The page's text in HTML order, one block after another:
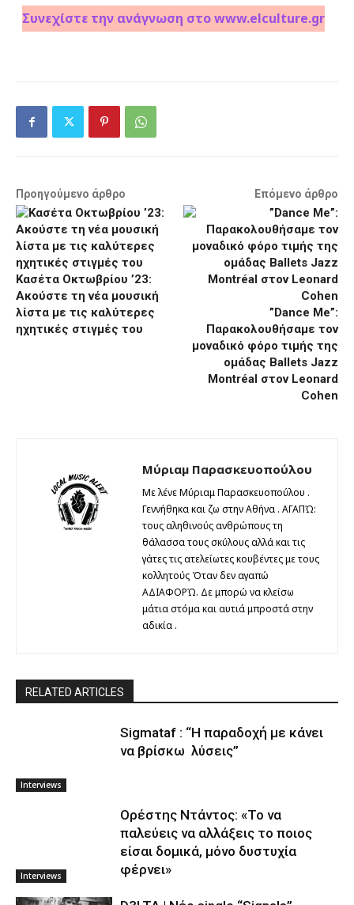
Συνεχίστε την ανάγνωση στο www.elculture.gr
Προηγούμενο άρθρο
Kασέτα Οκτωβρίου ’23:
Ακούστε τη νέα μουσική
λίστα με τις καλύτερες
ηχητικές στιγμές του
Επόμενο άρθρο
”Dance Me”:
Παρακολουθήσαμε τον
μοναδικό φόρο τιμής της
ομάδας Ballets Jazz
Montréal στον Leonard
Cohen
Μύριαμ Παρασκευοπούλου
Με λένε Μύριαμ Παρασκευοπούλου .
Γεννήθηκα και ζω στην Αθήνα . ΑΓΑΠΏ:
τους αληθινούς ανθρώπους τη
θάλασσα τους σκύλους αλλά και τις
γάτες τις ατελείωτες κουβέντες με τους
κολλητούς Όταν δεν αγαπώ
ΑΔΙΑΦΟΡΏ. Δε μπορώ να κλείσω
μάτια στόμα και αυτιά μπροστά στην
αδικία .
RELATED ARTICLES
Interviews
Sigmataf : “Η παραδοχή με κάνει
να βρίσκω λύσεις”
Interviews
Ορέστης Ντάντος: «Το να
παλεύεις να αλλάξεις το ποιος
είσαι δομικά, μόνο δυστυχία
φέρνει»